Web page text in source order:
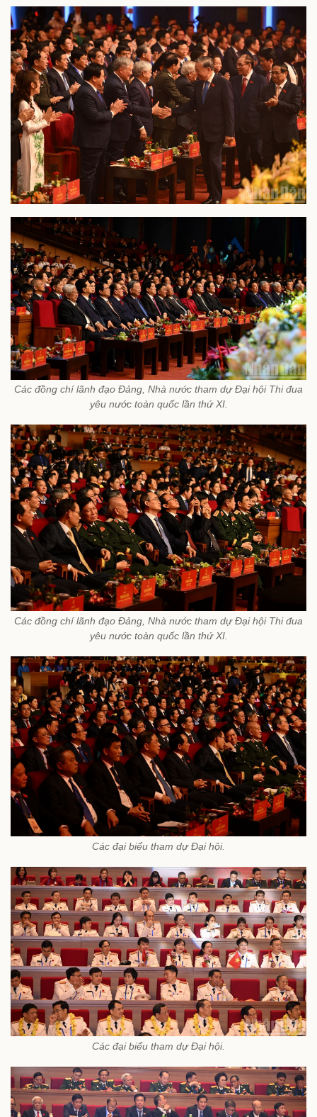
Các đồng chí lãnh đạo Đảng, Nhà nước tham dự Đại hội Thi đua
yêu nước toàn quốc lần thứ XI.
Các đồng chí lãnh đạo Đảng, Nhà nước tham dự Đại hội Thi đua
yêu nước toàn quốc lần thứ XI.
Các đại biểu tham dự Đại hội.
Các đại biểu tham dự Đại hội.